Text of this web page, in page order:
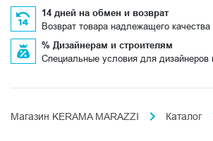
14 дней на обмен и возврат
Возврат товара надлежащего качества
% Дизайнерам и строителям
Специальные условия для дизайнеров
Магазин KERAMA MARAZZI Каталог